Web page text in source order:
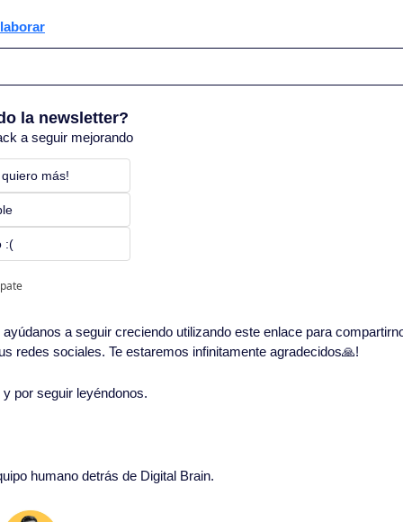
la newsletter?
a seguir mejorando
más!
:(
a seguir creciendo utilizando este enlace para
redes sociales. Te estaremos infinitamente agradecidos🙏!
por seguir leyéndonos.
humano detrás de Digital Brain.